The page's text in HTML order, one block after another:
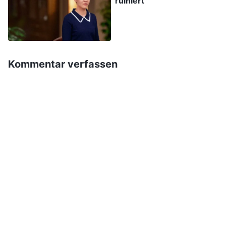
Probleme zu lösen. Weil ich nicht aufhörte, die
Leute zu täuschen und mich zu verstellen, war
ich in einem schrecklichen Zustand und konnte
Ich war sehr schwach und jeden Tag sehr müde.
Kommentar verfassen